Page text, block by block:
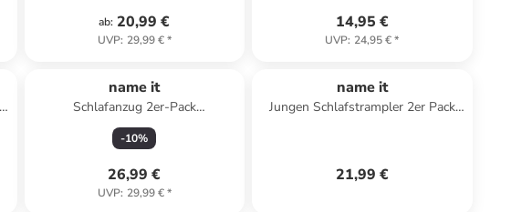
ab: 20,99 €
UVP: 29,99 €*
14,95 €
UVP: 24,95 €*
name it
Schlafanzug 2er-Pack
Schlafstrampler Nbfnightsuit in
violet ice
-10%
26,99 €
UVP: 29,99 €*
name it
Jungen Schlafstrampler 2er Pack
21,99 €